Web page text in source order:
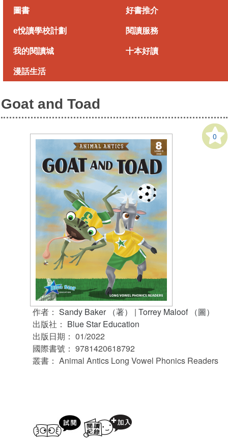
content
圖書 好書推介
e悅讀學校計劃 閱讀服務
我的閱讀城 十本好讀
漫話生活
Goat and Toad
0
作者： Sandy Baker （著） | Torrey Maloof （圖）
出版社： Blue Star Education
出版日期： 01/2022
國際書號： 9781420618792
叢書： Animal Antics Long Vowel Phonics Readers
試閲